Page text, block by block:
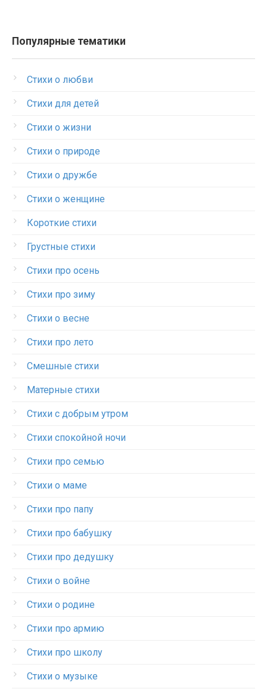
Популярные тематики
Стихи о любви
Стихи для детей
Стихи о жизни
Стихи о природе
Стихи о дружбе
Стихи о женщине
Короткие стихи
Грустные стихи
Стихи про осень
Стихи про зиму
Стихи о весне
Стихи про лето
Смешные стихи
Матерные стихи
Стихи с добрым утром
Стихи спокойной ночи
Стихи про семью
Стихи о маме
Стихи про папу
Стихи про бабушку
Стихи про дедушку
Стихи о войне
Стихи о родине
Стихи про армию
Стихи про школу
Стихи о музыке